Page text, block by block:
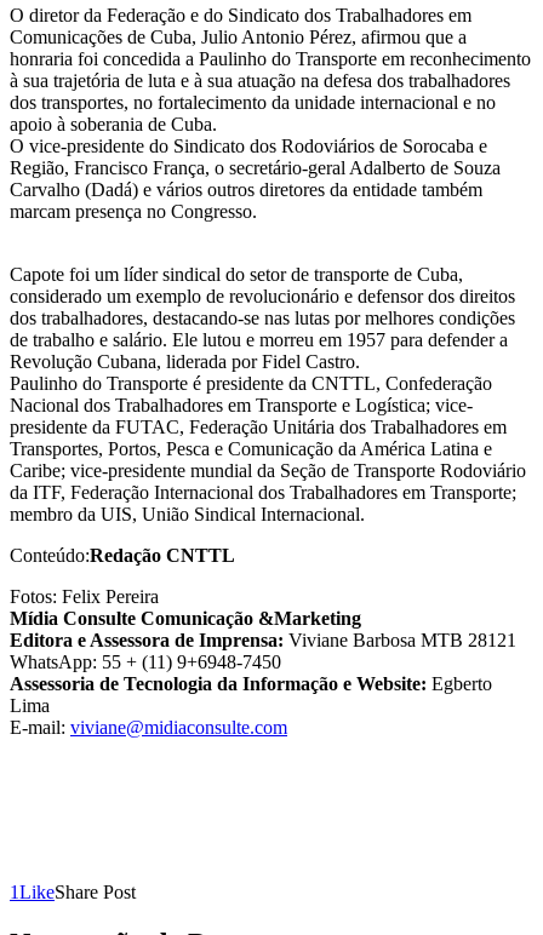
O diretor da Federação e do Sindicato dos Trabalhadores em
Comunicações de Cuba, Julio Antonio Pérez, afirmou que a
honraria foi concedida a Paulinho do Transporte em reconhecimento
à sua trajetória de luta e à sua atuação na defesa dos trabalhadores
dos transportes, no fortalecimento da unidade internacional e no
apoio à soberania de Cuba.
O vice-presidente do Sindicato dos Rodoviários de Sorocaba e
Região, Francisco França, o secretário-geral Adalberto de Souza
Carvalho (Dadá) e vários outros diretores da entidade também
marcam presença no Congresso.
Capote foi um líder sindical do setor de transporte de Cuba,
considerado um exemplo de revolucionário e defensor dos direitos
dos trabalhadores, destacando-se nas lutas por melhores condições
de trabalho e salário. Ele lutou e morreu em 1957 para defender a
Revolução Cubana, liderada por Fidel Castro.
Paulinho do Transporte é presidente da CNTTL, Confederação
Nacional dos Trabalhadores em Transporte e Logística; vice-
presidente da FUTAC, Federação Unitária dos Trabalhadores em
Transportes, Portos, Pesca e Comunicação da América Latina e
Caribe; vice-presidente mundial da Seção de Transporte Rodoviário
da ITF, Federação Internacional dos Trabalhadores em Transporte;
membro da UIS, União Sindical Internacional.
Conteúdo:Redação CNTTL
Fotos: Felix Pereira
Mídia Consulte Comunicação &Marketing
Editora e Assessora de Imprensa: Viviane Barbosa MTB 28121
WhatsApp: 55 + (11) 9+6948-7450
Assessoria de Tecnologia da Informação e Website: Egberto
Lima
E-mail: viviane@midiaconsulte.com
1LikeShare Post